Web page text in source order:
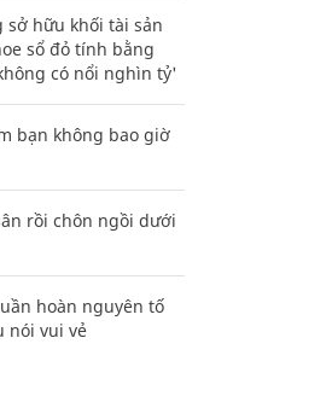
sở hữu khối tài sản
sổ đỏ tính bằng
có nổi nghìn tỷ'
bạn không bao giờ
rồi chôn ngồi dưới
hoàn nguyên tố
nói vui vẻ